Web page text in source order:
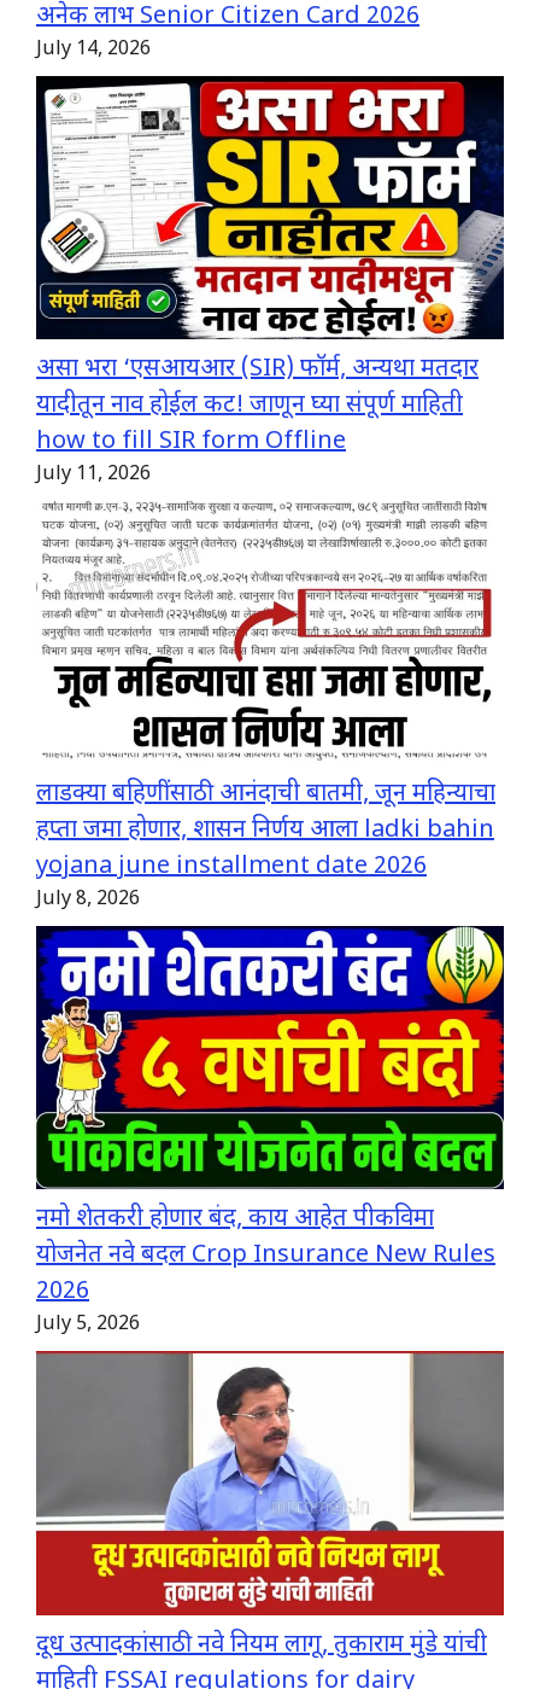
अनेक लाभ Senior Citizen Card 2026
July 14, 2026
असा भरा ‘एसआयआर (SIR) फॉर्म, अन्यथा मतदार
यादीतून नाव होईल कट! जाणून घ्या संपूर्ण माहिती
how to fill SIR form Offline
July 11, 2026
लाडक्या बहिणींसाठी आनंदाची बातमी, जून महिन्याचा
हप्ता जमा होणार, शासन निर्णय आला ladki bahin
yojana june installment date 2026
July 8, 2026
नमो शेतकरी होणार बंद, काय आहेत पीकविमा
योजनेत नवे बदल Crop Insurance New Rules
2026
July 5, 2026
दूध उत्पादकांसाठी नवे नियम लागू, तुकाराम मुंडे यांची
माहिती FSSAI regulations for dairy